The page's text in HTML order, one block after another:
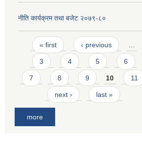
नीति कार्यक्रम तथा बजेट २०७९-८०
Pages
« first ‹ previous
3 4 5 6
7 8 9 10 11
next › last »
more